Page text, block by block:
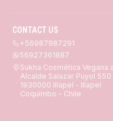
CONTACT US
+56987987291
56927361887
Sukha Cosmética Vegana
Alcalde Salazar Puyol 550
1930000 Illapel - Illapel
Coquimbo - Chile